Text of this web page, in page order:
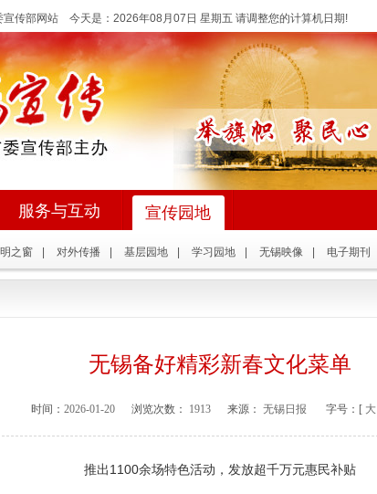
宣传部网站 今天是： 2026年08月07日 星期五 请调整您的计算机日期!
服务与互动 宣传园地
之窗 对外传播 基层园地 学习园地 无锡映像 电子期刊
无锡备好精彩新春文化菜单
时间： 2026-01-20浏览次数： 1913来源： 无锡日报 字号：[ 大
推出1100余场特色活动，发放超千万元惠民补贴